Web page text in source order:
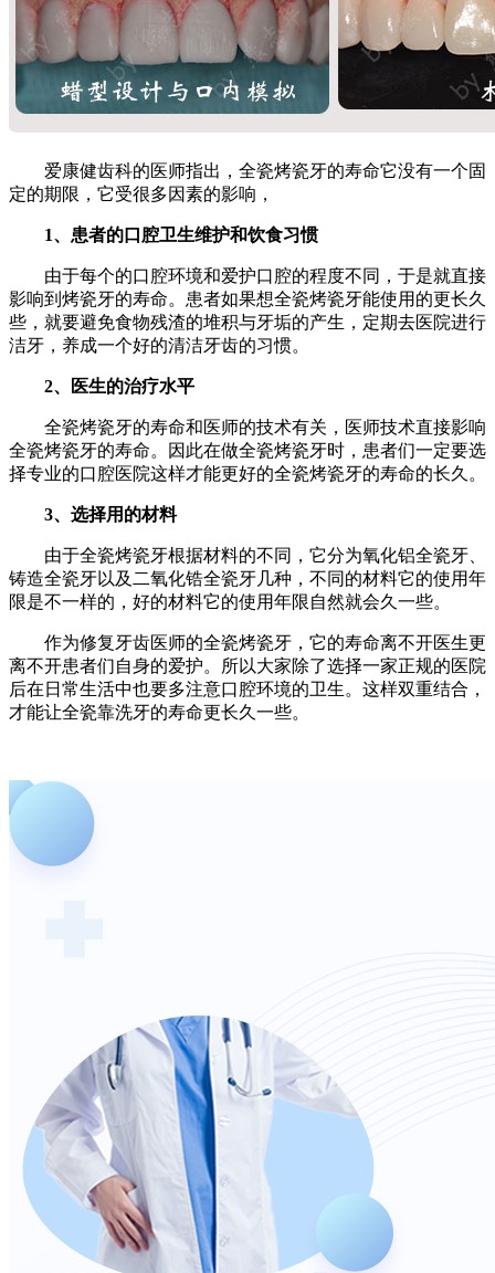
爱康健齿科的医师指出，全瓷烤瓷牙的寿命它没有一个固
定的期限，它受很多因素的影响，
1、患者的口腔卫生维护和饮食习惯
由于每个的口腔环境和爱护口腔的程度不同，于是就直接
影响到烤瓷牙的寿命。患者如果想全瓷烤瓷牙能使用的更长久
些，就要避免食物残渣的堆积与牙垢的产生，定期去医院进行
洁牙，养成一个好的清洁牙齿的习惯。
2、医生的治疗水平
全瓷烤瓷牙的寿命和医师的技术有关，医师技术直接影响
全瓷烤瓷牙的寿命。因此在做全瓷烤瓷牙时，患者们一定要选
择专业的口腔医院这样才能更好的全瓷烤瓷牙的寿命的长久。
3、选择用的材料
由于全瓷烤瓷牙根据材料的不同，它分为氧化铝全瓷牙、
铸造全瓷牙以及二氧化锆全瓷牙几种，不同的材料它的使用年
限是不一样的，好的材料它的使用年限自然就会久一些。
作为修复牙齿医师的全瓷烤瓷牙，它的寿命离不开医生更
离不开患者们自身的爱护。所以大家除了选择一家正规的医院
后在日常生活中也要多注意口腔环境的卫生。这样双重结合，
才能让全瓷靠洗牙的寿命更长久一些。